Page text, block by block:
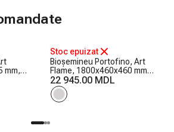
mm,
Stoc epuizat
Bioșemineu Portofino, Art
Flame, 1800x460x460 mm,
1800 W
22 945.00 MDL